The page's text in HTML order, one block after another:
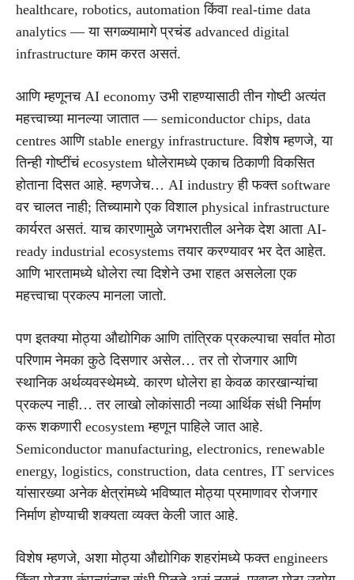
healthcare, robotics, automation किंवा real-time data
analytics — या सगळ्यामागे प्रचंड advanced digital
infrastructure काम करत असतं.
आणि म्हणूनच AI economy उभी राहण्यासाठी तीन गोष्टी अत्यंत
महत्त्वाच्या मानल्या जातात — semiconductor chips, data
centres आणि stable energy infrastructure. विशेष म्हणजे, या
तिन्ही गोष्टींचं ecosystem धोलेरामध्ये एकाच ठिकाणी विकसित
होताना दिसत आहे. म्हणजेच… AI industry ही फक्त software
वर चालत नाही; तिच्यामागे एक विशाल physical infrastructure
कार्यरत असतं. याच कारणामुळे जगभरातील अनेक देश आता AI-
ready industrial ecosystems तयार करण्यावर भर देत आहेत.
आणि भारतामध्ये धोलेरा त्या दिशेने उभा राहत असलेला एक
महत्त्वाचा प्रकल्प मानला जातो.
पण इतक्या मोठ्या औद्योगिक आणि तांत्रिक प्रकल्पाचा सर्वात मोठा
परिणाम नेमका कुठे दिसणार असेल… तर तो रोजगार आणि
स्थानिक अर्थव्यवस्थेमध्ये. कारण धोलेरा हा केवळ कारखान्यांचा
प्रकल्प नाही… तर लाखो लोकांसाठी नव्या आर्थिक संधी निर्माण
करू शकणारी ecosystem म्हणून पाहिले जात आहे.
Semiconductor manufacturing, electronics, renewable
energy, logistics, construction, data centres, IT services
यांसारख्या अनेक क्षेत्रांमध्ये भविष्यात मोठ्या प्रमाणावर रोजगार
निर्माण होण्याची शक्यता व्यक्त केली जात आहे.
विशेष म्हणजे, अशा मोठ्या औद्योगिक शहरांमध्ये फक्त engineers